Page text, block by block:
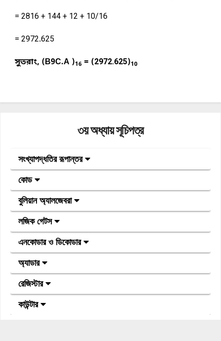
= 2816 + 144 + 12 + 10/16
= 2972.625
সুতরাং, (B9C.A )16 = (2972.625)10
৩য় অধ্যায় সূচিপত্র
সংখ্যাপদ্ধতির রূপান্তর
কোড
বুলিয়ান অ্যালজেবরা
লজিক গেটস
এনকোডার ও ডিকোডার
অ্যাডার
রেজিস্টার
কাউন্টার